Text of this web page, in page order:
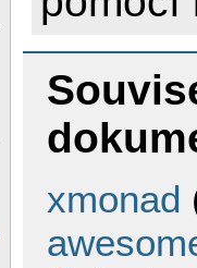
xmonad